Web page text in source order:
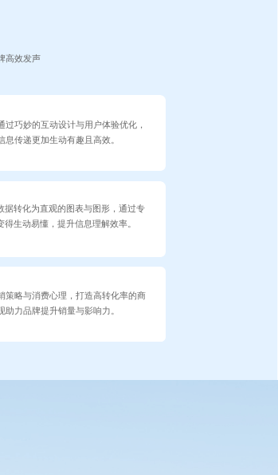
高效发声
巧妙的互动设计与用户体验优化，
传递更加生动有趣且高效。
据转化为直观的图表与图形，通过专
生动易懂，提升信息理解效率。
策略与消费心理，打造高转化率的商
力品牌提升销量与影响力。